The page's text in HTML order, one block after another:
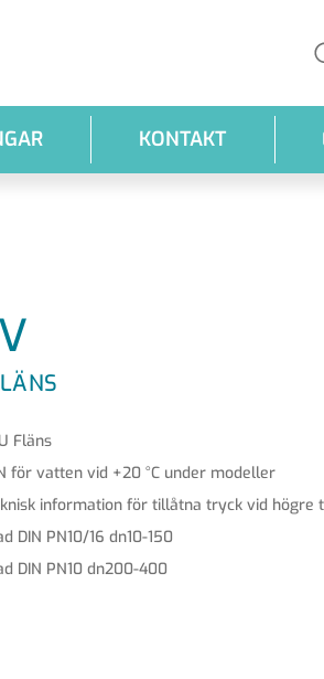
KONTAKT
Fläns
för vatten vid +20 °C under modeller
information för tillåtna tryck vid högre
DIN PN10/16 dn10-150
DIN PN10 dn200-400